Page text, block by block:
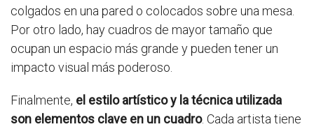
colgados en una pared o colocados sobre una mesa.
Por otro lado, hay cuadros de mayor tamaño que
ocupan un espacio más grande y pueden tener un
impacto visual más poderoso.
Finalmente, el estilo artístico y la técnica utilizada
son elementos clave en un cuadro. Cada artista tiene